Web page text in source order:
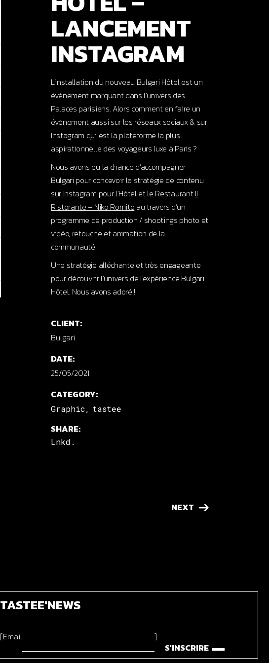
LANCEMENT
INSTAGRAM
L’installation du nouveau Bulgari Hôtel est un
évènement marquant dans l’univers des
Palaces parisiens. Alors comment en faire un
évènement aussi sur les réseaux sociaux & sur
Instagram qui est la plateforme la plus
aspirationnelle des voyageurs luxe à Paris ?
Nous avons eu la chance d’accompagner
Bulgari pour concevoir la stratégie de contenu
sur Instagram pour l’Hôtel et le RestaurantIl
Ristorante – Niko Romito au travers d’un
programme de production / shootings photo et
vidéo, retouche et animation de la
communauté.
Une stratégie alléchante et très engageante
pour découvrir l’univers de l’expérience Bulgari
Hôtel. Nous avons adoré !
CLIENT:
Bulgari
DATE:
25/05/2021.
CATEGORY:
Graphic tastee
SHARE:
Lnkd.
NEXT
TASTEE'NEWS
[Email ]
S'INSCRIRE